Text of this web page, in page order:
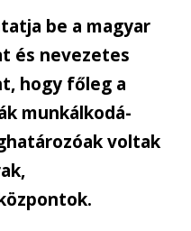
be a magyar
és nevezetes
hogy főleg a
munkálkodá-
voltak